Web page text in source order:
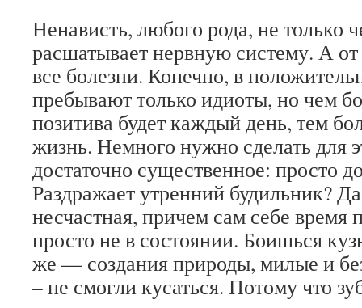
Ненависть, любого рода, не только
расшатывает нервную систему. А от
все болезни. Конечно, в
пребывают только идиоты, но чем
позитива будет каждый день, тем
жизнь. Немного нужно сделать для
достаточно существенное: просто
Раздражает утренний будильник?
несчастная, причем сам себе время
просто не в состоянии. Боишься
же — создания природы, милые и
– не смогли кусаться. Потому что